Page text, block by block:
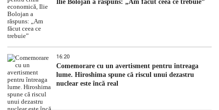
Ilie Bolojan a răspuns: „Am făcut ceea ce trebuie”
16:20
Comemorare cu un avertisment pentru întreaga
lume. Hiroshima spune că riscul unui dezastru
nuclear este încă real